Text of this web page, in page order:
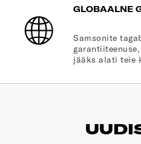
GLOBAALNE
Samsonite
jääks alati teie